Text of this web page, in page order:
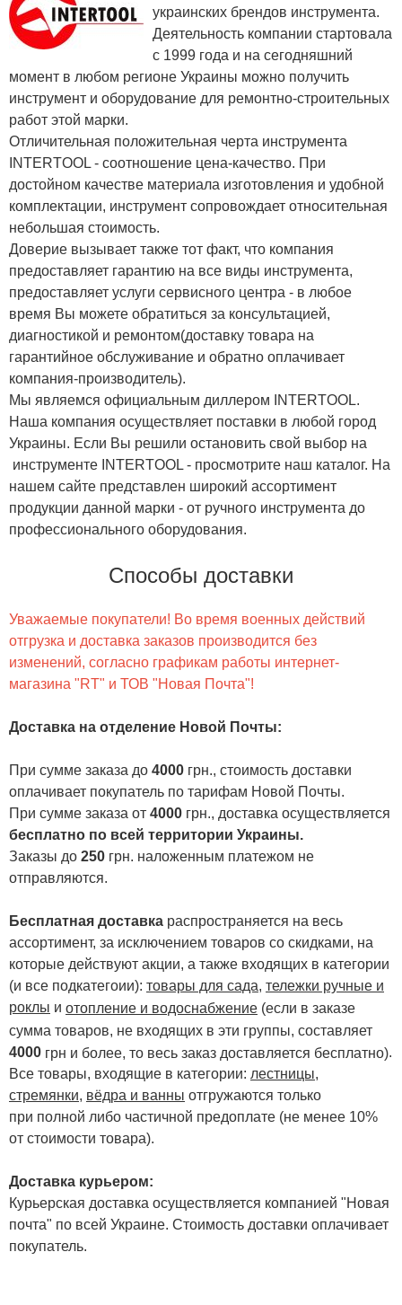
украинских брендов инструмента.
Деятельность компании стартовала
с 1999 года и на сегодняшний
момент в любом регионе Украины можно получить
инструмент и оборудование для ремонтно-строительных
работ этой марки.
Отличительная положительная черта инструмента
INTERTOOL - соотношение цена-качество. При
достойном качестве материала изготовления и удобной
комплектации, инструмент сопровождает относительная
небольшая стоимость.
Доверие вызывает также тот факт, что компания
предоставляет гарантию на все виды инструмента,
предоставляет услуги сервисного центра - в любое
время Вы можете обратиться за консультацией,
диагностикой и ремонтом(доставку товара на
гарантийное обслуживание и обратно оплачивает
компания-производитель).
Мы являемся официальным диллером INTERTOOL.
Наша компания осуществляет поставки в любой город
Украины. Если Вы решили остановить свой выбор на
инструменте INTERTOOL - просмотрите наш каталог. На
нашем сайте представлен широкий ассортимент
продукции данной марки - от ручного инструмента до
профессионального оборудования.
Способы доставки
Уважаемые покупатели! Во время военных действий
отгрузка и доставка заказов производится без
изменений, согласно графикам работы интернет-
магазина "RT" и ТОВ "Новая Почта"!
Доставка на отделение Новой Почты:
При сумме заказа до 4000 грн., стоимость доставки
оплачивает покупатель по тарифам Новой Почты.
При сумме заказа от 4000 грн., доставка осуществляется
бесплатно по всей территории Украины.
Заказы до 250 грн. наложенным платежом не
отправляются.
Бесплатная доставка распространяется на весь
ассортимент, за исключением товаров со скидками, на
которые действуют акции, а также входящих в категории
(и все подкатегоии): товары для сада, тележки ручные и
роклы и отопление и водоснабжение (если в заказе
сумма товаров, не входящих в эти группы, составляет
4000 грн и более, то весь заказ доставляется бесплатно).
Все товары, входящие в категории: лестницы,
стремянки, вёдра и ванны отгружаются только
при полной либо частичной предоплате (не менее 10%
от стоимости товара).
Доставка курьером:
Курьерская доставка осуществляется компанией "Новая
почта" по всей Украине. Стоимость доставки оплачивает
покупатель.